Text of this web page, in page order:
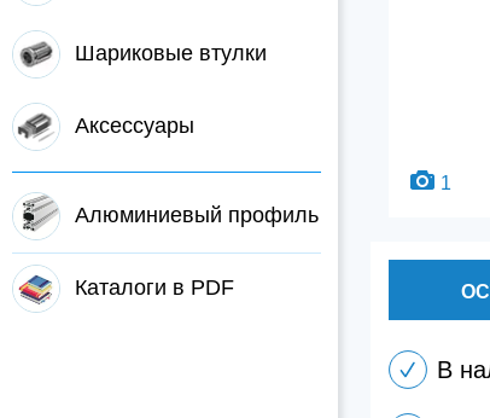
Шариковые втулки
Аксессуары
Алюминиевый профиль
Каталоги в PDF
1
В